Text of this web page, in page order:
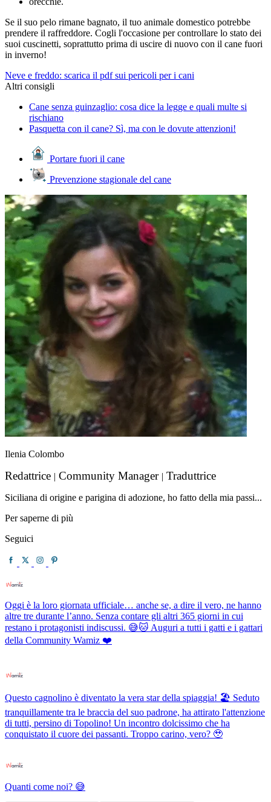
Se il suo pelo rimane bagnato, il tuo animale domestico potrebbe
prendere il raffreddore. Cogli l'occasione per controllare lo stato dei
suoi cuscinetti, soprattutto prima di uscire di nuovo con il cane fuori
in inverno!
Neve e freddo: scarica il pdf sui pericoli per i cani
Altri consigli
Cane senza guinzaglio: cosa dice la legge e quali multe si
rischiano
Pasquetta con il cane? Sì, ma con le dovute attenzioni!
Portare fuori il cane
Prevenzione stagionale del cane
Ilenia Colombo
Redattrice | Community Manager | Traduttrice
Siciliana di origine e parigina di adozione, ho fatto della mia passi...
Per saperne di più
Seguici
Oggi è la loro giornata ufficiale… anche se, a dire il vero, ne hanno
altre tre durante l’anno. Senza contare gli altri 365 giorni in cui
restano i protagonisti indiscussi. 😅🐱 Auguri a tutti i gatti e i gattari
della Community Wamiz ❤️
Questo cagnolino è diventato la vera star della spiaggia! 🏖️ Seduto
tranquillamente tra le braccia del suo padrone, ha attirato l'attenzione
di tutti, persino di Topolino! Un incontro dolcissimo che ha
conquistato il cuore dei passanti. Troppo carino, vero? 🥹
Quanti come noi? 😅